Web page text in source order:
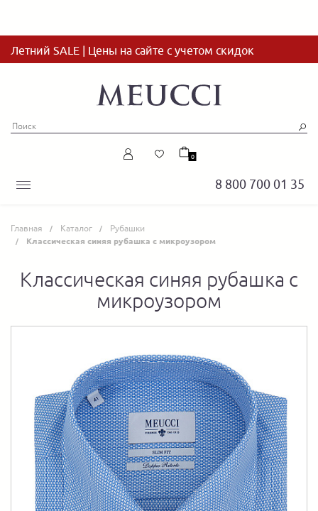
Летний SALE | Цены на сайте с учетом скидок
8 800 700 01 35
0
Главная Каталог Рубашки
Классическая синяя рубашка с микроузором
Классическая синяя рубашка с
микроузором